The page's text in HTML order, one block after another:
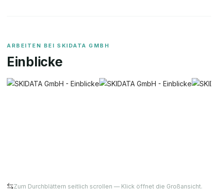
ARBEITEN BEI SKIDATA GMBH
Einblicke
Zum Durchblättern seitlich scrollen — Klick öffnet die Großansicht.